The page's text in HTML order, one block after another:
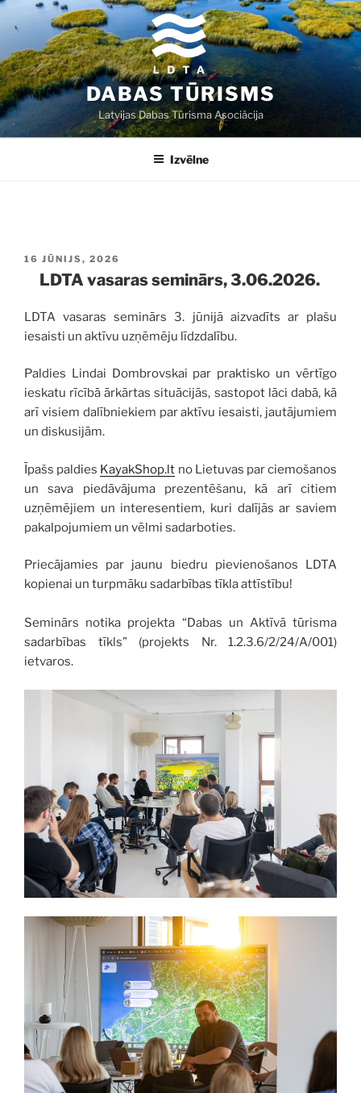
Doties
saturu
DABAS TŪRISMS
Latvijas Dabas Tūrisma Asociācija
Izvēlne
PUBLICĒTS
16 JŪNIJS, 2026
LDTA vasaras seminārs, 3.06.2026.
LDTA vasaras seminārs 3. jūnijā aizvadīts ar plašu
iesaisti un aktīvu uzņēmēju līdzdalību.
Paldies Lindai Dombrovskai par praktisko un vērtīgo
ieskatu rīcībā ārkārtas situācijās, sastopot lāci dabā, kā
arī visiem dalībniekiem par aktīvu iesaisti, jautājumiem
un diskusijām.
Īpašs paldies KayakShop.lt no Lietuvas par ciemošanos
un sava piedāvājuma prezentēšanu, kā arī citiem
uzņēmējiem un interesentiem, kuri dalījās ar saviem
pakalpojumiem un vēlmi sadarboties.
Priecājamies par jaunu biedru pievienošanos LDTA
kopienai un turpmāku sadarbības tīkla attīstību!
Seminārs notika projekta “Dabas un Aktīvā tūrisma
sadarbības tīkls” (projekts Nr. 1.2.3.6/2/24/A/001)
ietvaros.